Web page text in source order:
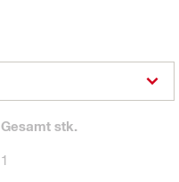
Gesamtstk.
1